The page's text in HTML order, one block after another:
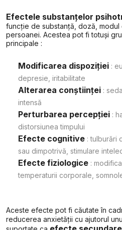
Efectele substanțelor
funcție de substanță, doză, modul
persoanei. Acestea pot fi totuși
principale :
Modificarea dispoziției :
depresie, iritabilitate
Alterarea conștiinței :
intensă
Perturbarea percepției :
distorsiunea timpului
Efecte cognitive : tulburări
sau dimpotrivă, stimulare
Efecte fiziologice :
temperaturii corporale,
Aceste efecte pot fi căutate în
reducerea anxietății cu ajutorul